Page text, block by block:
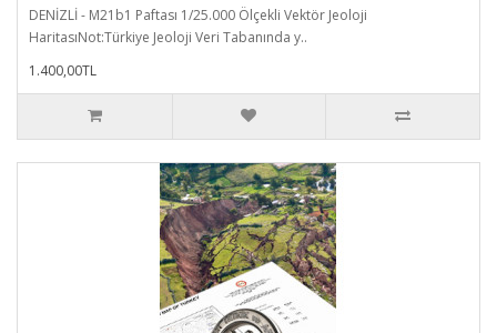
DENİZLİ - M21b1 Paftası 1/25.000 Ölçekli Vektör Jeoloji
HaritasıNot:Türkiye Jeoloji Veri Tabanında y..
1.400,00TL